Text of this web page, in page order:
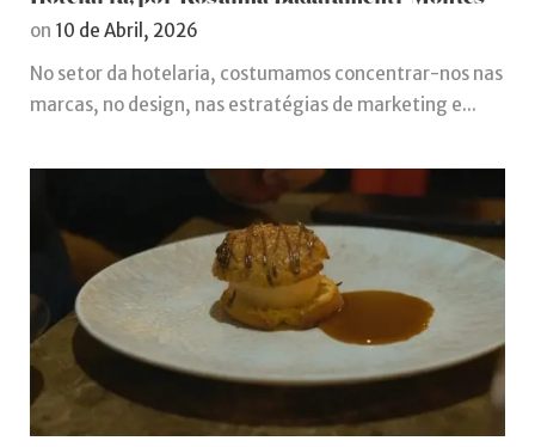
on 10 de Abril, 2026
No setor da hotelaria, costumamos concentrar-nos nas
marcas, no design, nas estratégias de marketing e...